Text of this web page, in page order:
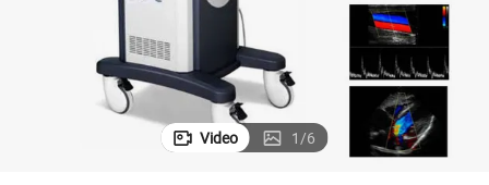
Video 1/6